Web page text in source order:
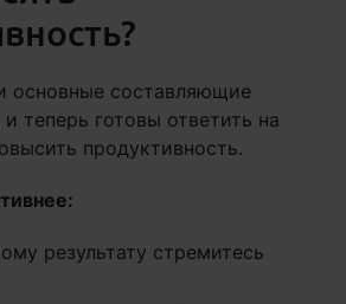
основные составляющие
теперь готовы ответить на
продуктивность.
результату стремитесь